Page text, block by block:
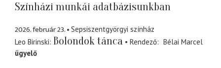
Színházi munkái adatbázisunkban
2026. február 23.
Sepsiszentgyörgyi színház
Leo Birinski Bolondok tánca Rendező
Bélai Marcel
ügyelő